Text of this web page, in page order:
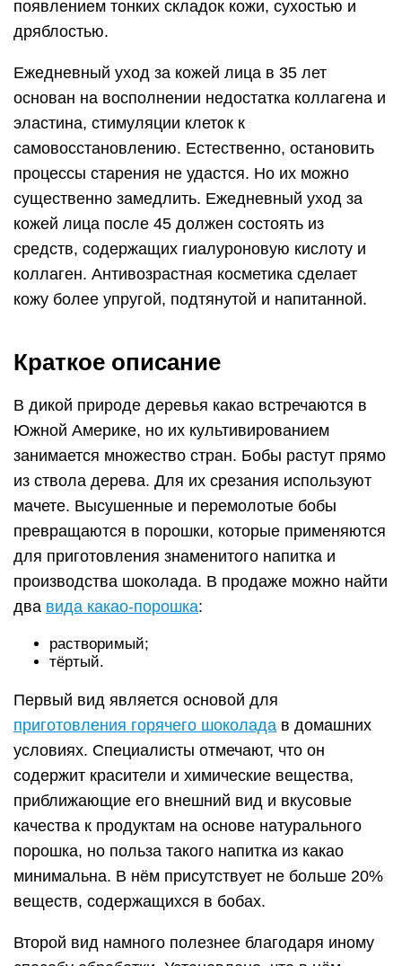
появлением тонких складок кожи, сухостью и
дряблостью.
Ежедневный уход за кожей лица в 35 лет
основан на восполнении недостатка коллагена и
эластина, стимуляции клеток к
самовосстановлению. Естественно, остановить
процессы старения не удастся. Но их можно
существенно замедлить. Ежедневный уход за
кожей лица после 45 должен состоять из
средств, содержащих гиалуроновую кислоту и
коллаген. Антивозрастная косметика сделает
кожу более упругой, подтянутой и напитанной.
Краткое описание
В дикой природе деревья какао встречаются в
Южной Америке, но их культивированием
занимается множество стран. Бобы растут прямо
из ствола дерева. Для их срезания используют
мачете. Высушенные и перемолотые бобы
превращаются в порошки, которые применяются
для приготовления знаменитого напитка и
производства шоколада. В продаже можно найти
два вида какао-порошка:
растворимый;
тёртый.
Первый вид является основой для
приготовления горячего шоколада в домашних
условиях. Специалисты отмечают, что он
содержит красители и химические вещества,
приближающие его внешний вид и вкусовые
качества к продуктам на основе натурального
порошка, но польза такого напитка из какао
минимальна. В нём присутствует не больше 20%
веществ, содержащихся в бобах.
Второй вид намного полезнее благодаря иному